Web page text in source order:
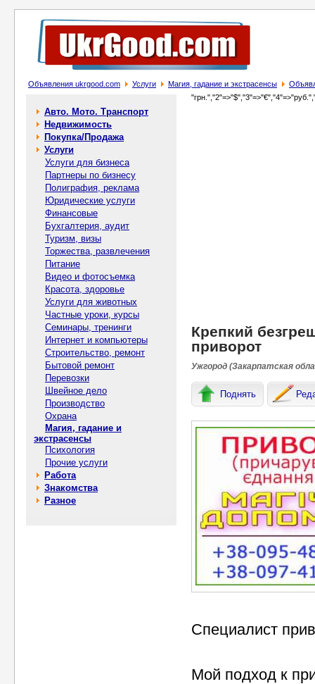
Объявления ukrgood.com Услуги Магия, гадание и экстрасенсы
Авто. Мото. Транспорт
Недвижимость
Покупка/Продажа
Услуги
Услуги для бизнеса
Партнеры по бизнесу
Полиграфия, реклама
Юридические услуги
Финансовые
Бухгалтерия, аудит
Туризм, визы
Торжества, развлечения
Питание
Видео и фотосъемка
Красота, здоровье
Услуги для животных
Частные уроки, курсы
Семинары, тренинги
Интернет и компьютеры
Строительство, ремонт
Бытовой ремонт
Перевозки
Швейное дело
Производство
Охрана
Магия, гадание и
экстрасенсы
Психология
Прочие услуги
Работа
Знакомства
Разное
Крепкий
приворот
Ужгород (Закарпатская
Поднять
Специалист
Мой подход к